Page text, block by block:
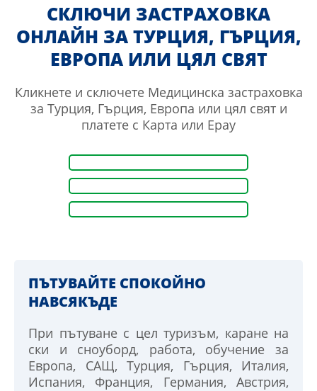
АВТОКАСКО
ПРОФЕСИОНАЛНА ЗАСТРАХОВКА
ИЗДАВАНЕ НА ДОБАВЪК
МЕДИЦИНСКА ЗАСТРАХОВКА
СКЛЮЧИ ЗАСТРАХОВКА
ОНЛАЙН ЗА ТУРЦИЯ, ГЪРЦИЯ,
ЕВРОПА ИЛИ ЦЯЛ СВЯТ
Кликнете и сключете Медицинска застраховка
за Турция, Гърция, Европа или цял свят и
платете с Карта или Epay
ПЪТУВАЙТЕ СПОКОЙНО
НАВСЯКЪДЕ
При пътуване с цел туризъм, каране на
ски и сноуборд, работа, обучение за
Европа, САЩ, Турция, Гърция, Италия,
Испания, Франция, Германия, Австрия,